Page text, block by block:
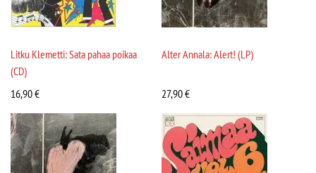
Litku Klemetti: Sata pahaa poikaa
(CD)
16,90€
Alter Annala: Alert! (LP)
27,90€